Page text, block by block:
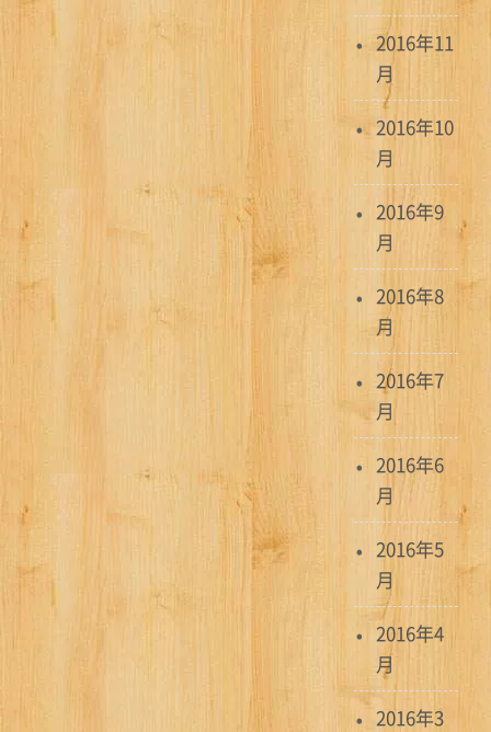
2016年11
月
2016年10
月
2016年9
月
2016年8
月
2016年7
月
2016年6
月
2016年5
月
2016年4
月
2016年3